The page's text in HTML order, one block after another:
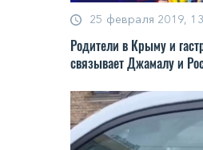
25 февраля 2019,
Родители в Крыму и
связывает Джамалу и